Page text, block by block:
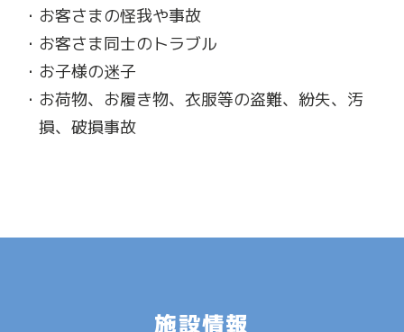
お客さまの怪我や事故
お客さま同士のトラブル
お子様の迷子
お荷物、お履き物、衣服等の盗難、紛失、汚
損、破損事故
施設情報